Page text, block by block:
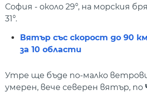
София - около 29°, на морския
31°.
Вятър със скорост до 90
за 10 области
Утре ще бъде по-малко
умерен, вече северен вятър, по